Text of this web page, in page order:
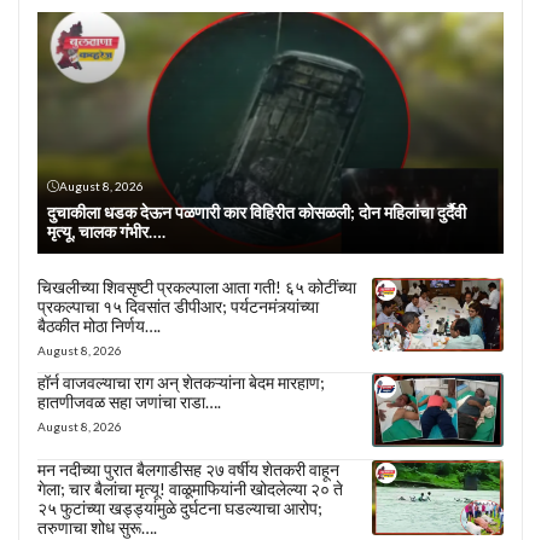
August 8, 2026
दुचाकीला धडक देऊन पळणारी कार विहिरीत कोसळली; दोन महिलांचा दुर्दैवी
मृत्यू, चालक गंभीर….
चिखलीच्या शिवसृष्टी प्रकल्पाला आता गती! ६५ कोटींच्या
प्रकल्पाचा १५ दिवसांत डीपीआर; पर्यटनमंत्र्यांच्या
बैठकीत मोठा निर्णय….
August 8, 2026
हॉर्न वाजवल्याचा राग अन् शेतकऱ्यांना बेदम मारहाण;
हातणीजवळ सहा जणांचा राडा….
August 8, 2026
मन नदीच्या पुरात बैलगाडीसह २७ वर्षीय शेतकरी वाहून
गेला; चार बैलांचा मृत्यू! वाळूमाफियांनी खोदलेल्या २० ते
२५ फुटांच्या खड्ड्यांमुळे दुर्घटना घडल्याचा आरोप;
तरुणाचा शोध सुरू….